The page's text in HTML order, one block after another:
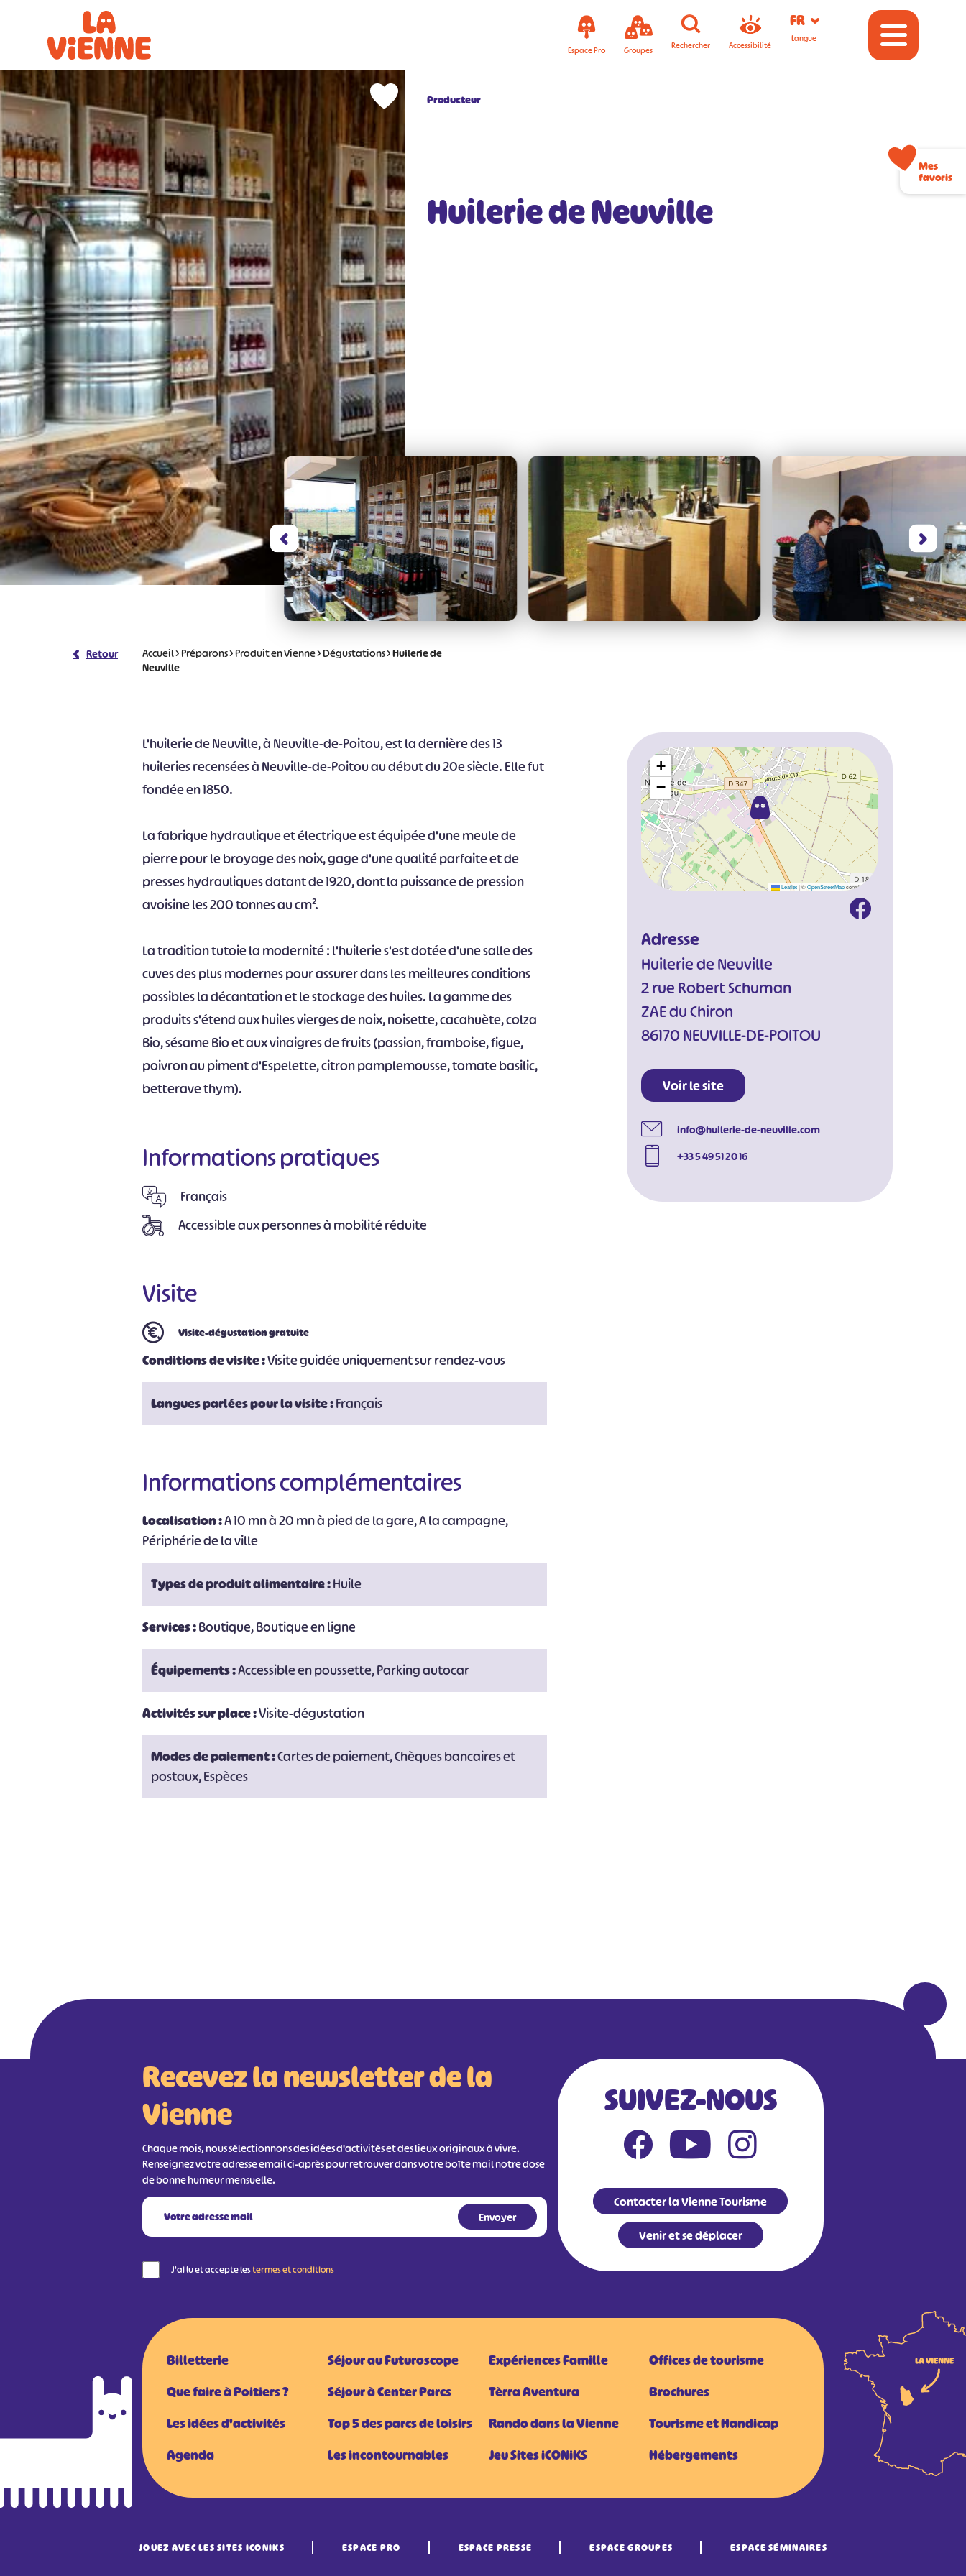
Espace Pro Groupes Rechercher Accessibilité
FR
Langue
Producteur
Huilerie de Neuville
Retour Accueil>Préparons>Produit en Vienne>Dégustations>Huilerie de
Neuville
L'huilerie de Neuville, à Neuville-de-Poitou, est la dernière des 13
huileries recensées à Neuville-de-Poitou au début du 20e siècle. Elle fut
fondée en 1850.
La fabrique hydraulique et électrique est équipée d'une meule de
pierre pour le broyage des noix, gage d'une qualité parfaite et de
presses hydrauliques datant de 1920, dont la puissance de pression
avoisine les 200 tonnes au cm².
La tradition tutoie la modernité : l'huilerie s'est dotée d'une salle des
cuves des plus modernes pour assurer dans les meilleures conditions
possibles la décantation et le stockage des huiles. La gamme des
produits s'étend aux huiles vierges de noix, noisette, cacahuète, colza
Bio, sésame Bio et aux vinaigres de fruits (passion, framboise, figue,
poivron au piment d'Espelette, citron pamplemousse, tomate basilic,
betterave thym).
Informations pratiques
Français
Accessible aux personnes à mobilité réduite
Visite
Visite-dégustation gratuite
Conditions de visite :Visite guidée uniquement sur rendez-vous
Langues parlées pour la visite :Français
Informations complémentaires
Localisation :A 10 mn à 20 mn à pied de la gare, A la campagne,
Périphérie de la ville
Types de produit alimentaire :Huile
Services :Boutique, Boutique en ligne
Équipements :Accessible en poussette, Parking autocar
Activités sur place :Visite-dégustation
Modes de paiement :Cartes de paiement, Chèques bancaires et
postaux, Espèces
+
−
Leaflet|©OpenStreetMapcontributors
Adresse
Huilerie de Neuville
2 rue Robert Schuman
ZAE du Chiron
86170 NEUVILLE-DE-POITOU
Voir le site
info@huilerie-de-neuville.com
+33 5 49 51 20 16
Recevez la newsletter de la
Vienne
Chaque mois, nous sélectionnons des idées d'activités et des lieux originaux à vivre.
Renseignez votre adresse email ci-après pour retrouver dans votre boîte mail notre dose
de bonne humeur mensuelle.
J'ai lu et accepte lestermes et conditions
SUIVEZ-NOUS
Contacter la Vienne Tourisme
Venir et se déplacer
Billetterie
Que faire à Poitiers ?
Les idées d'activités
Agenda
Séjour au Futuroscope
Séjour à Center Parcs
Top 5 des parcs de loisirs
Les incontournables
Expériences Famille
Tèrra Aventura
Rando dans la Vienne
Jeu Sites iCONiKS
Offices de tourisme
Brochures
Tourisme et Handicap
Hébergements
JOUEZ AVEC LES SITES ICONIKS ESPACE PRO ESPACE PRESSE ESPACE GROUPES ESPACE SÉMINAIRES
Mes
favoris
Panneau de gestion des cookies